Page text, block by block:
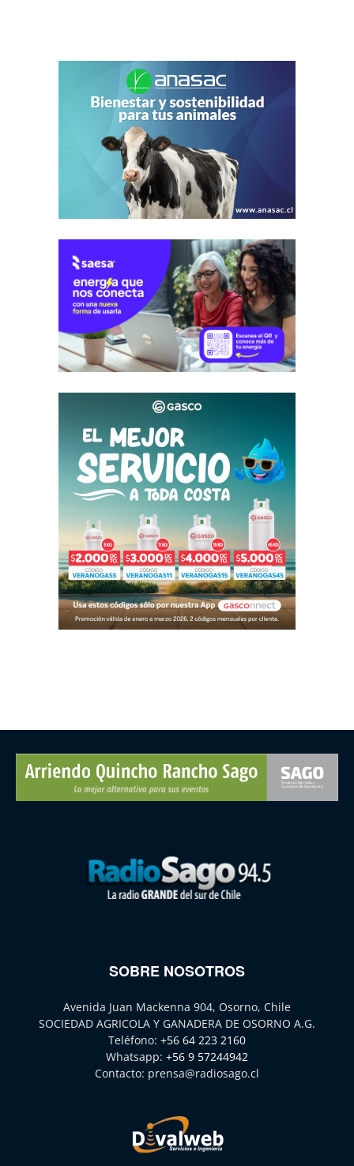
SOBRE NOSOTROS
Avenida Juan Mackenna 904, Osorno, Chile
SOCIEDAD AGRICOLA Y GANADERA DE OSORNO A.G.
Teléfono: +56 64 223 2160
Whatsapp: +56 9 57244942
Contacto: prensa@radiosago.cl